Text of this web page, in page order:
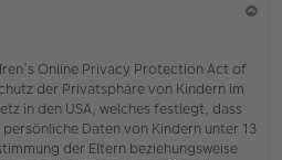
h
en
Online Privacy Protection Act of
der Privatsphäre von Kindern im
in den USA, welches festlegt, dass
Daten von Kindern unter 13
der Eltern beziehungsweise